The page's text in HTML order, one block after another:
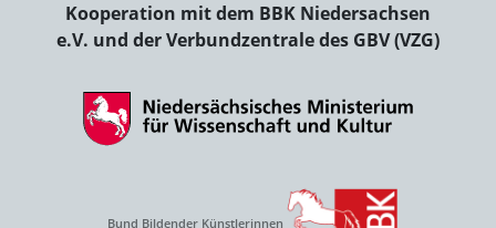
Kooperation mit dem BBK Niedersachsen
e.V. und der Verbundzentrale des GBV (VZG)
Bund Bildender Künstlerinnen